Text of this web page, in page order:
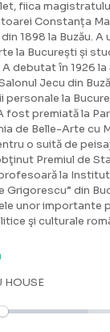
fiica
Constanța
1898 la Buzău. A
la București și
A debutat în 1926
Jecu din
personale la
fost premiată la
de Belle-Arte cu
o suită de
Premiul de
la
Grigorescu” din
unor importante
şi culturale
HOUSE